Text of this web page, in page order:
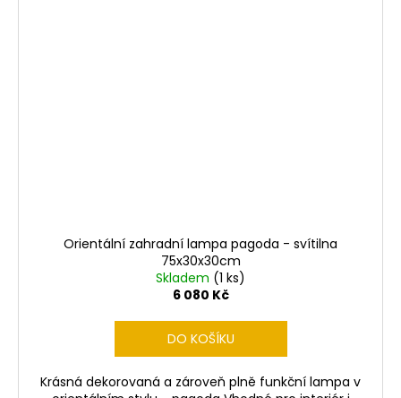
Orientální zahradní lampa pagoda - svítilna
75x30x30cm
Skladem (1 ks)
6 080 Kč
DO KOŠÍKU
Krásná dekorovaná a zároveň plně funkční lampa v